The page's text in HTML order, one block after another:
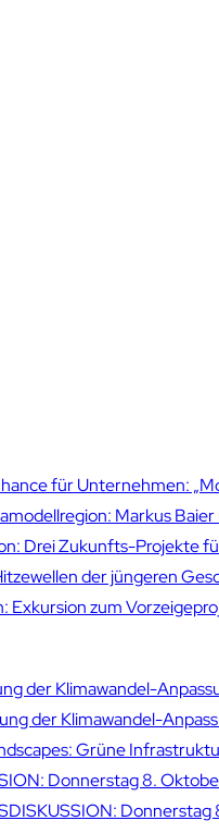
für Unternehmen:
Markus
Drei Zukunfts-Projekte
der jüngeren
Exkursion zum
der Klimawandel-
der Klimawandel-
Grüne
Donnerstag 8.
Donnerstag